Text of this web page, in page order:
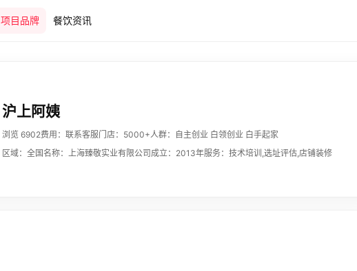
项目品牌 餐饮资讯
沪上阿姨
浏览 6902费用：联系客服门店：5000+人群：自主创业 白领创业 白手起家
区域：全国名称：上海臻敬实业有限公司成立：2013年服务：技术培训,选址评估,店铺装修